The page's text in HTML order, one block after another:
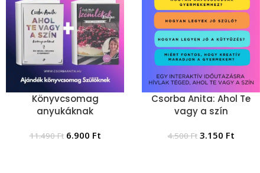
Könyvcsomag
anyukáknak
11.490Ft 6.900 Ft
Csorba Anita: Ahol Te
vagy a szín
4.500Ft 3.150 Ft